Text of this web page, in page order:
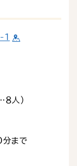
1
人）
分まで